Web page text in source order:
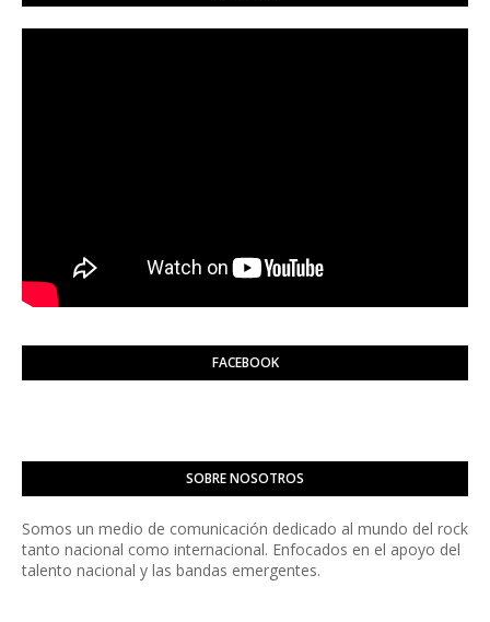
FACEBOOK
SOBRE NOSOTROS
Somos un medio de comunicación dedicado al mundo del rock
tanto nacional como internacional. Enfocados en el apoyo del
talento nacional y las bandas emergentes.